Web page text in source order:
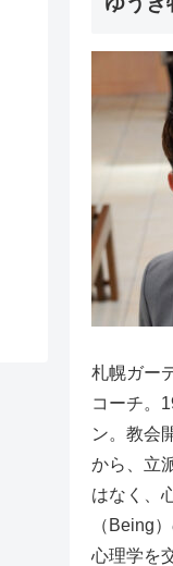
札幌ガー
コーチ。
ン。教会
から、立
はなく、
（Being
心理学を